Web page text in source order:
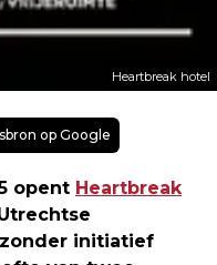
Heartbreak hotel
op Google
opent Heartbreak
initiatief